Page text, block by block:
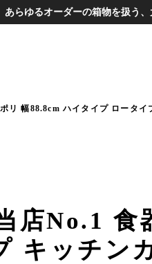
あらゆるオーダーの箱物を扱う
リ 幅88.8cm ハイタイプ ロータイ
店No.1
キッチン